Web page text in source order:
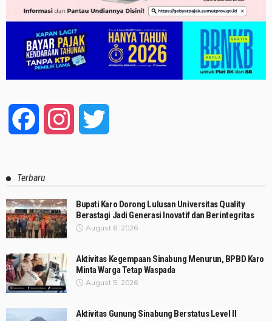
Facebook Instagram
Terbaru
Bupati Karo Dorong Lulusan Universitas Quality
Berastagi Jadi Generasi Inovatif dan Berintegritas
August 6, 2026
Aktivitas Kegempaan Sinabung Menurun, BPBD Karo
Minta Warga Tetap Waspada
August 5, 2026
Aktivitas Gunung Sinabung Berstatus Level II